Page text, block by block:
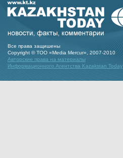
Все права защишены
Copyright © ТОО «Media Mercur», 2007-2010
Авторские права на материалы
Информационного Агентства Kazakstan Today